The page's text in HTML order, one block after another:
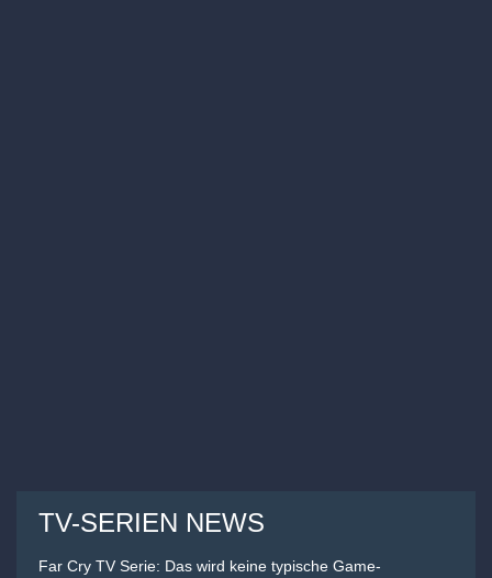
TV-SERIEN NEWS
Far Cry TV Serie: Das wird keine typische Game-